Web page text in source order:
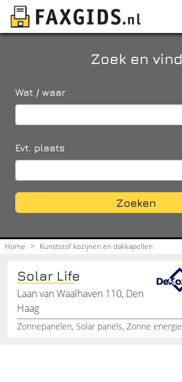
Zoek en vind
Wat / waar
Evt. plaats
Zoeken
Home > Kunststof kozijnen en dakkapellen
Solar Life
Laan van Waalhaven 110, Den
Haag